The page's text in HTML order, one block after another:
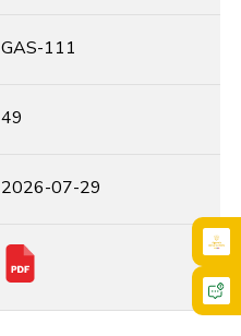
GAS-111
49
2026-07-29